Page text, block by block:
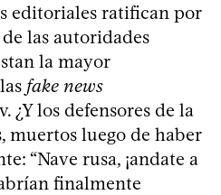
editoriales ratifican por
las autoridades
la mayor
fake news
¿Y los defensores de la
muertos luego de haber
“Nave rusa, ¡andate a
finalmente